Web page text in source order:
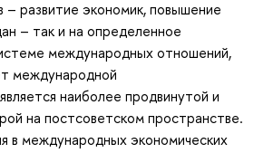
развитие экономик, повышение
– так и на определенное
международных отношений,
международной
наиболее продвинутой и
на постсоветском пространстве.
в международных экономических